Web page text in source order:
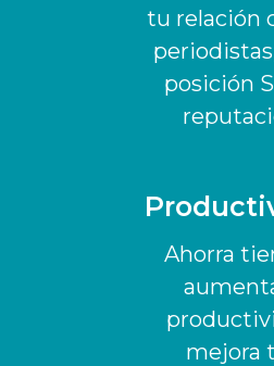
tu relación
posición
Ahorra
mejora